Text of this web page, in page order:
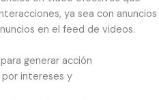
ya sea con anuncios
en el feed de videos.
generar acción
intereses y